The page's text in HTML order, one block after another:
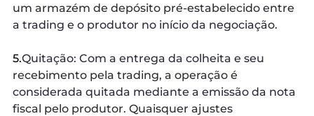
um armazém de depósito pré-estabelecido entre
a trading e o produtor no início da negociação.
5.Quitação: Com a entrega da colheita e seu
recebimento pela trading, a operação é
considerada quitada mediante a emissão da nota
fiscal pelo produtor. Quaisquer ajustes